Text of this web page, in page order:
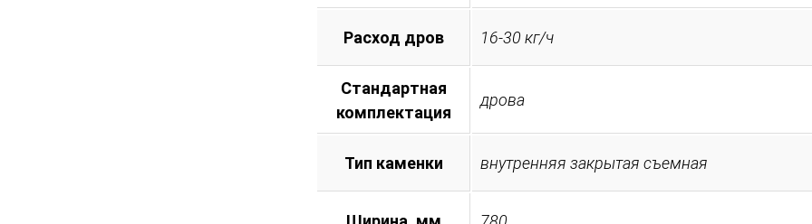
Расход дров 16-30 кг/ч
Стандартная
комплектация
дрова
Тип каменки внутренняя закрытая съемная